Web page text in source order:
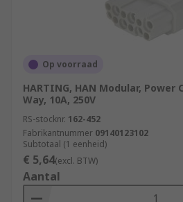
Op voorraad
HARTING, HAN Modular, Power
Way, 10A, 250V
RS-stocknr. 162-452
Fabrikantnummer 09140123102
Subtotaal (1 eenheid)
€ 5,64(excl. BTW)
Aantal